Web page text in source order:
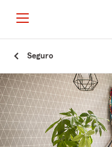
Seguro